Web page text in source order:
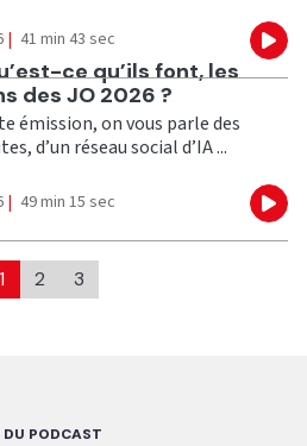
| 41 min 43 sec
ce qu’ils font, les
des JO 2026 ?
émission, on vous parle des
d’un réseau social d’IA ...
| 49 min 15 sec
1 2 3
DU PODCAST